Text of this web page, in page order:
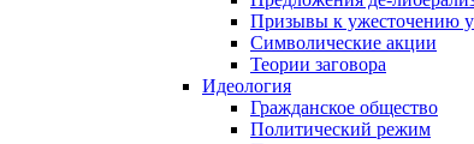
Призывы к ужесточению
Символические акции
Теории заговора
Идеология
Гражданское общество
Политический режим